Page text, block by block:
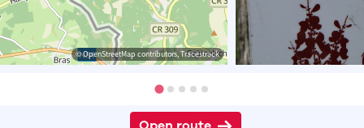
© OpenStreetMap contributors, Tracestrack